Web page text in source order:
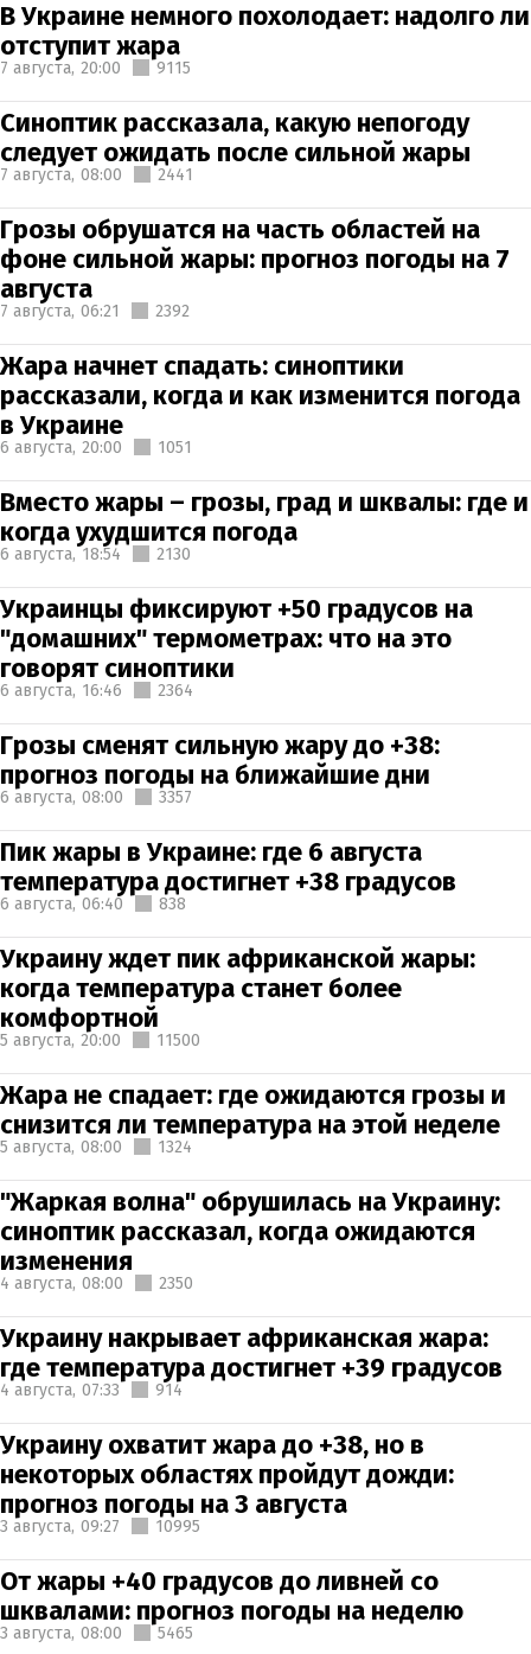
В Украине немного похолодает: надолго ли
отступит жара
7 августа, 20:00 9115
Синоптик рассказала, какую непогоду
следует ожидать после сильной жары
7 августа, 08:00 2441
Грозы обрушатся на часть областей на
фоне сильной жары: прогноз погоды на 7
августа
7 августа, 06:21 2392
Жара начнет спадать: синоптики
рассказали, когда и как изменится погода
в Украине
6 августа, 20:00 1051
Вместо жары – грозы, град и шквалы: где и
когда ухудшится погода
6 августа, 18:54 2130
Украинцы фиксируют +50 градусов на
"домашних" термометрах: что на это
говорят синоптики
6 августа, 16:46 2364
Грозы сменят сильную жару до +38:
прогноз погоды на ближайшие дни
6 августа, 08:00 3357
Пик жары в Украине: где 6 августа
температура достигнет +38 градусов
6 августа, 06:40 838
Украину ждет пик африканской жары:
когда температура станет более
комфортной
5 августа, 20:00 11500
Жара не спадает: где ожидаются грозы и
снизится ли температура на этой неделе
5 августа, 08:00 1324
"Жаркая волна" обрушилась на Украину:
синоптик рассказал, когда ожидаются
изменения
4 августа, 08:00 2350
Украину накрывает африканская жара:
где температура достигнет +39 градусов
4 августа, 07:33 914
Украину охватит жара до +38, но в
некоторых областях пройдут дожди:
прогноз погоды на 3 августа
3 августа, 09:27 10995
От жары +40 градусов до ливней со
шквалами: прогноз погоды на неделю
3 августа, 08:00 5465